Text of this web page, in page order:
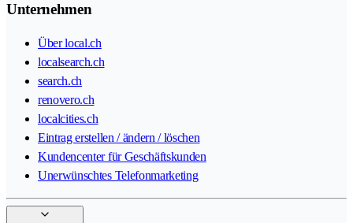
Unternehmen
Über local.ch
localsearch.ch
search.ch
renovero.ch
localcities.ch
Eintrag erstellen / ändern / löschen
Kundencenter für Geschäftskunden
Unerwünschtes Telefonmarketing